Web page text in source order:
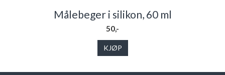
Målebeger i silikon, 60 ml
50,-
KJØP